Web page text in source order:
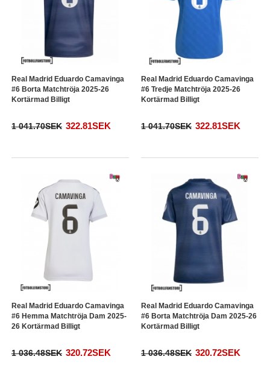
Real Madrid Eduardo Camavinga
#6 Borta Matchtröja 2025-26
Kortärmad Billigt
1 041.70SEK 322.81SEK
Real Madrid Eduardo Camavinga
#6 Tredje Matchtröja 2025-26
Kortärmad Billigt
1 041.70SEK 322.81SEK
Real Madrid Eduardo Camavinga
#6 Hemma Matchtröja Dam 2025-
26 Kortärmad Billigt
1 036.48SEK 320.72SEK
Real Madrid Eduardo Camavinga
#6 Borta Matchtröja Dam 2025-26
Kortärmad Billigt
1 036.48SEK 320.72SEK